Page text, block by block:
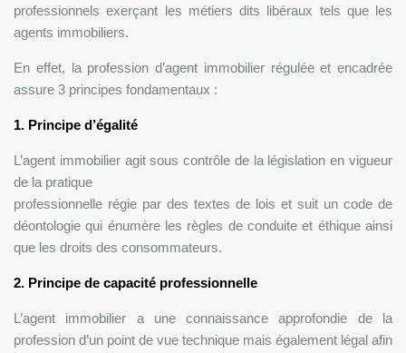
professionnels exerçant les métiers dits libéraux tels que les
agents immobiliers.
En effet, la profession d’agent immobilier régulée et encadrée
assure 3 principes fondamentaux :
1. Principe d’égalité
L’agent immobilier agit sous contrôle de la législation en vigueur
de la pratique
professionnelle régie par des textes de lois et suit un code de
déontologie qui énumère les règles de conduite et éthique ainsi
que les droits des consommateurs.
2. Principe de capacité professionnelle
L’agent immobilier a une connaissance approfondie de la
profession d’un point de vue technique mais également légal afin